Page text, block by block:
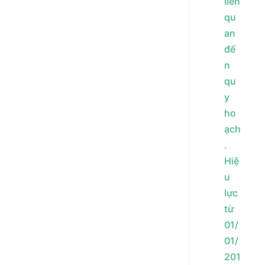
qu
an
đế
n
qu
y
ho
ạch
.
Hiệ
u
lực
từ
01/
01/
201